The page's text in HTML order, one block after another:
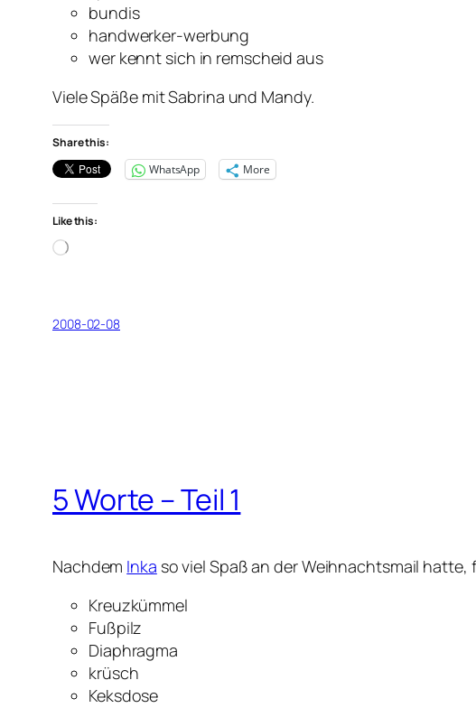
bundis
handwerker-werbung
wer kennt sich in remscheid aus
Viele Späße mit Sabrina und Mandy.
Share this:
WhatsApp
More
Like this:
Loading…
2008-02-08
5 Worte – Teil 1
Nachdem Inka so viel Spaß an der Weihnachtsmail
Kreuzkümmel
Fußpilz
Diaphragma
krüsch
Keksdose